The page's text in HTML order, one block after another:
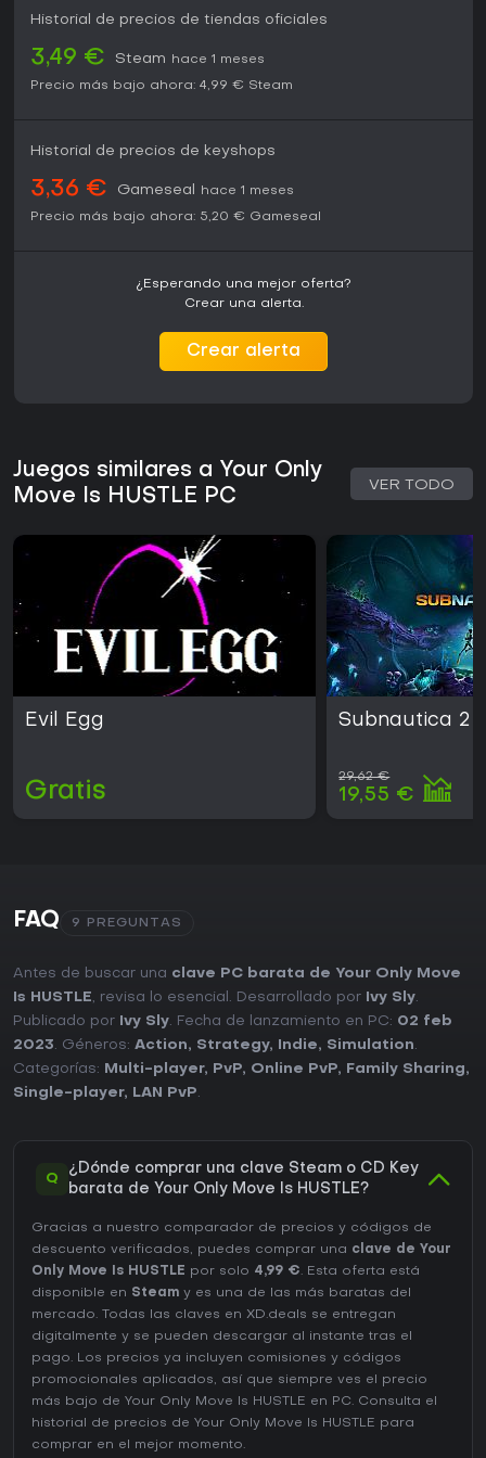
Historial de precios de tiendas oficiales
3,49 € Steam
hace 1 meses
Precio más bajo ahora: 4,99 € Steam
Historial de precios de keyshops
3,36 € Gameseal
hace 1 meses
Precio más bajo ahora: 5,20 € Gameseal
¿Esperando una mejor oferta?
Crear una alerta.
Crear alerta
Juegos similares a Your Only
Move Is HUSTLE PC
VER TODO
Evil Egg
Gratis
Subnautica 2
29,62 €
19,55 €
FAQ 9 PREGUNTAS
Antes de buscar una clave PC barata de Your Only Move
Is HUSTLE, revisa lo esencial. Desarrollado por Ivy Sly.
Publicado por
Ivy Sly. Fecha de lanzamiento en PC: 02 feb
2023. Géneros: Action, Strategy, Indie, Simulation.
Categorías:
Multi-player, PvP, Online PvP, Family Sharing,
Single-player, LAN PvP.
Q
¿Dónde comprar una clave Steam o CD Key
barata de Your Only Move Is HUSTLE?
Gracias a nuestro comparador de precios y códigos de
descuento verificados, puedes comprar una clave de Your
Only Move Is HUSTLE por solo 4,99 €. Esta oferta está
disponible en Steam y es una de las más baratas del
mercado. Todas las claves en XD.deals se entregan
digitalmente y se pueden descargar al instante tras el
pago. Los precios ya incluyen comisiones y códigos
promocionales aplicados, así que siempre ves el precio
más bajo de Your Only Move Is HUSTLE en PC. Consulta el
historial de precios de Your Only Move Is HUSTLE para
comprar en el mejor momento.